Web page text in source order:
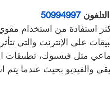
50994997
استفادة من استخدام
على الإنترنت والتي
مثل فيسبوك، تطبيقات
والفيديو بحيث عندما يتم